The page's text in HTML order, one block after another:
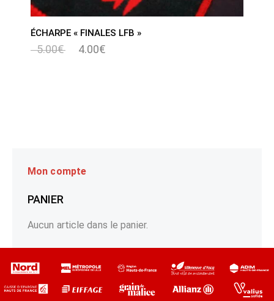
ÉCHARPE « FINALES LFB »
5.00€ 4.00€
Mon compte
PANIER
Aucun article dans le panier.